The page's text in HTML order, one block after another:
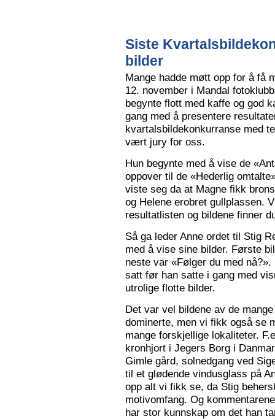
Siste
bilder
Mange hadde møtt opp for å få
12. november i Mandal
begynte flott med kaffe og god
gang med å presentere
kvartalsbildekonkurranse med
vært jury for oss.
Hun begynte med å vise de
oppover til de «Hederlig
viste seg da at Magne fikk
og Helene erobret gullplassen.
resultatlisten og bildene finner
Så ga leder Anne ordet til Stig
med å vise sine bilder. Første
neste var «Følger du med
satt før han satte i gang med
utrolige flotte bilder.
Det var vel bildene av de
dominerte, men vi fikk også se
mange forskjellige lokaliteter.
kronhjort i Jegers Borg i
Gimle gård, solnedgang ved
til et glødende vindusglass på
opp alt vi fikk se, da Stig
motivomfang. Og
har stor kunnskap om det han